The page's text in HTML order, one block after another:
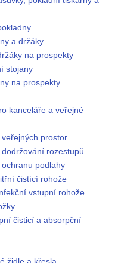
a držáky
na prospekty
stojany
na prospekty
kanceláře a veřejné
veřejných prostor
dodržování rozestupů
ochranu podlahy
čistící rohože
vstupní rohože
čisticí a absorpční